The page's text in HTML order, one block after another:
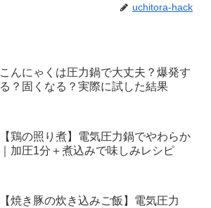
uchitora-hack
こんにゃくは圧力鍋で大丈夫？爆発す
る？固くなる？実際に試した結果
【鶏の照り煮】電気圧力鍋でやわらか
｜加圧1分＋煮込みで味しみレシピ
【焼き豚の炊き込みご飯】電気圧力